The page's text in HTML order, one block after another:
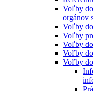
Voľby
orgánov
Voľby
Voľby
Voľby
Voľby do
Voľby do